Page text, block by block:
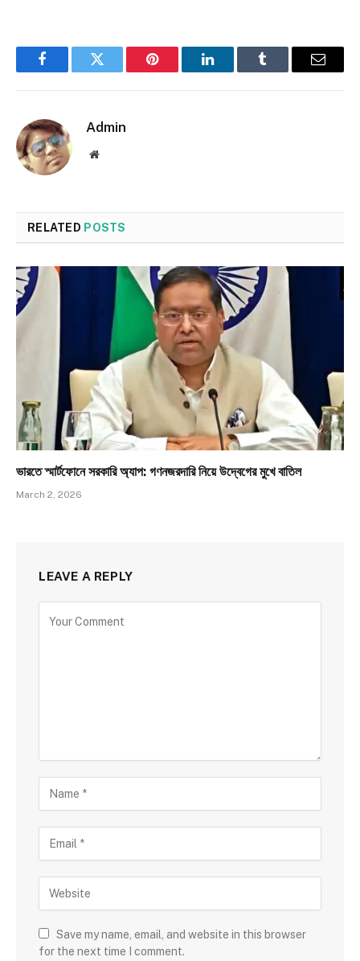
FacebookTwitter Pinterest LinkedInTumblr Email
Admin
Website
RELATED POSTS
ভারতে স্মার্টফোনে সরকারি অ্যাপ: গণনজরদারি নিয়ে উদ্বেগের মুখে বাতিল
March 2, 2026
LEAVE A REPLY
Save my name, email, and website in this browser
for the next time I comment.